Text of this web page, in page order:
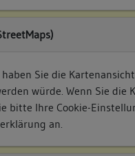
Sie die
würde. Wenn Sie die
bitte Ihre Cookie-
an.